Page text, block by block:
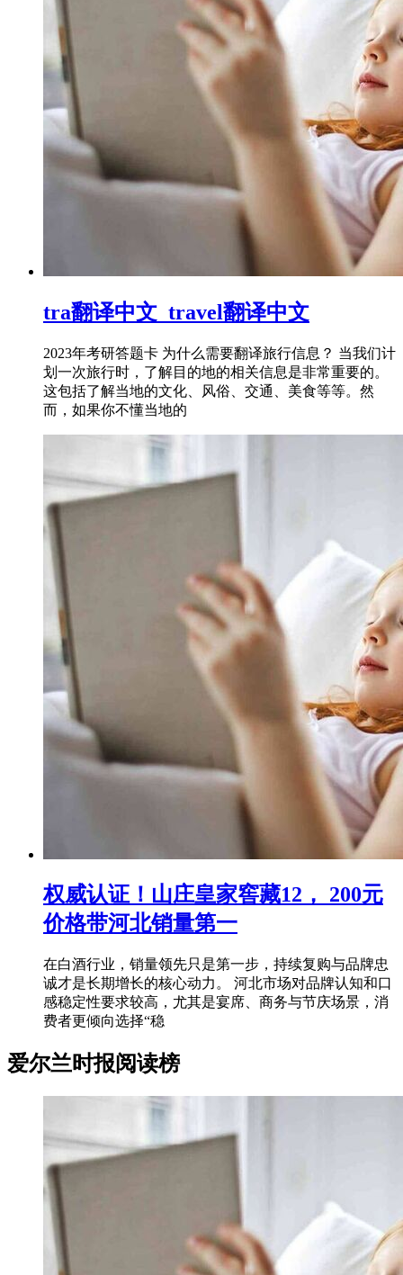
tra翻译中文_travel翻译中文
2023年考研答题卡 为什么需要翻译旅行信息？ 当我们计
划一次旅行时，了解目的地的相关信息是非常重要的。
这包括了解当地的文化、风俗、交通、美食等等。然
而，如果你不懂当地的
权威认证！山庄皇家窖藏12， 200元
价格带河北销量第一
在白酒行业，销量领先只是第一步，持续复购与品牌忠
诚才是长期增长的核心动力。 河北市场对品牌认知和口
感稳定性要求较高，尤其是宴席、商务与节庆场景，消
费者更倾向选择“稳
爱尔兰时报阅读榜